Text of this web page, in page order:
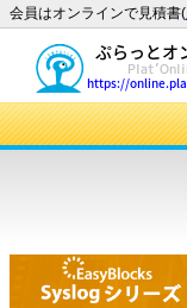
会員はオンラインで見積書(